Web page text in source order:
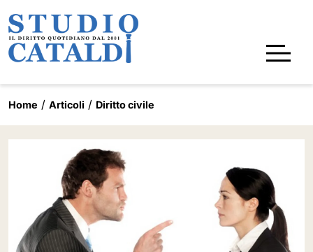
Home Articoli Diritto civile